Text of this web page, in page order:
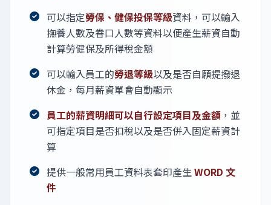
可以指定勞保、健保投保等級資料，可以輸入
撫養人數及眷口人數等資料以便產生薪資自動
計算勞健保及所得稅金額
可以輸入員工的勞退等級以及是否自願提撥退
休金，每月薪資單會自動顯示
員工的薪資明細可以自行設定項目及金額 ，並
可指定項目是否扣稅以及是否併入固定薪資計
算
提供一般常用員工資料表套印產生WORD 文
件